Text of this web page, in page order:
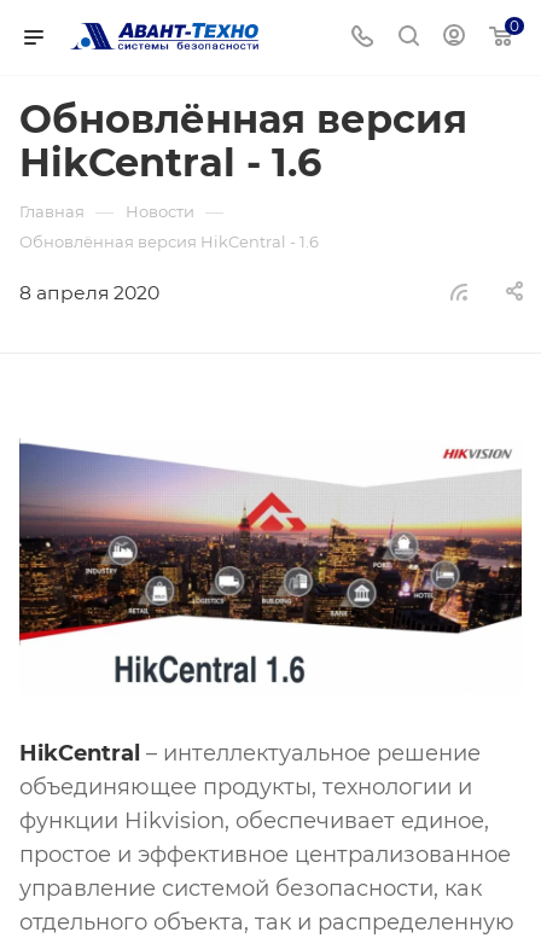
0
Обновлённая версия
HikCentral - 1.6
Главная — Новости —
Обновлённая версия HikCentral - 1.6
8 апреля 2020
HikCentral – интеллектуальное решение
объединяющее продукты, технологии и
функции Hikvision, обеспечивает единое,
простое и эффективное централизованное
управление системой безопасности, как
отдельного объекта, так и распределенную